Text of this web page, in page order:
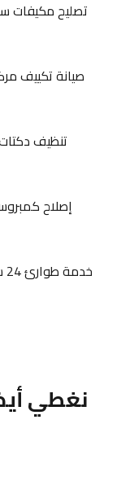
تصليح مكيفات
صيانة تكييف
تنظيف
إصلاح
خدمة طوارئ 24 ساعة
نغطي